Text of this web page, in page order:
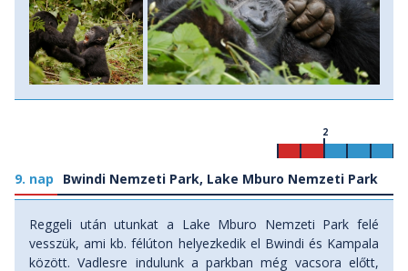
9. nap Bwindi Nemzeti Park, Lake Mburo Nemzeti Park
2
Reggeli után utunkat a Lake Mburo Nemzeti Park felé
vesszük, ami kb. félúton helyezkedik el Bwindi és Kampala
között. Vadlesre indulunk a parkban még vacsora előtt,